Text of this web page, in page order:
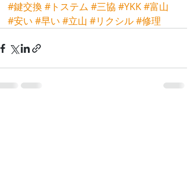
#鍵交換 #トステム #三協 #YKK#富山
#安い #早い #立山 #リクシル#修理